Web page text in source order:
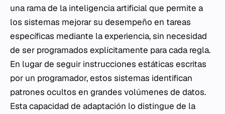
una rama de la inteligencia artificial que permite a
los sistemas mejorar su desempeño en tareas
específicas mediante la experiencia, sin necesidad
de ser programados explícitamente para cada regla.
En lugar de seguir instrucciones estáticas escritas
por un programador, estos sistemas identifican
patrones ocultos en grandes volúmenes de datos.
Esta capacidad de adaptación lo distingue de la